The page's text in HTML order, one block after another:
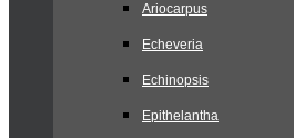
Ariocarpus
Echeveria
Echinopsis
Epithelantha